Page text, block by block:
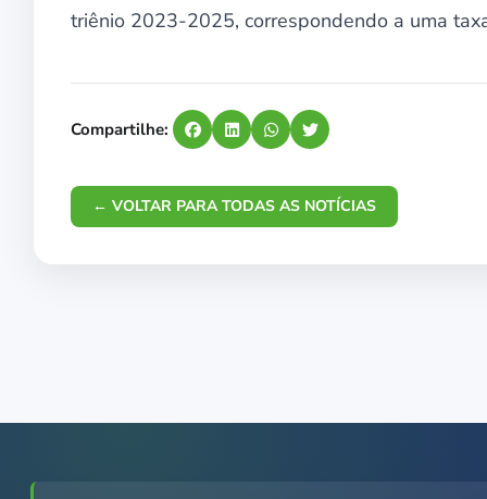
triênio 2023-2025, correspondendo a uma
Compartilhe:
← VOLTAR PARA TODAS AS NOTÍCIAS